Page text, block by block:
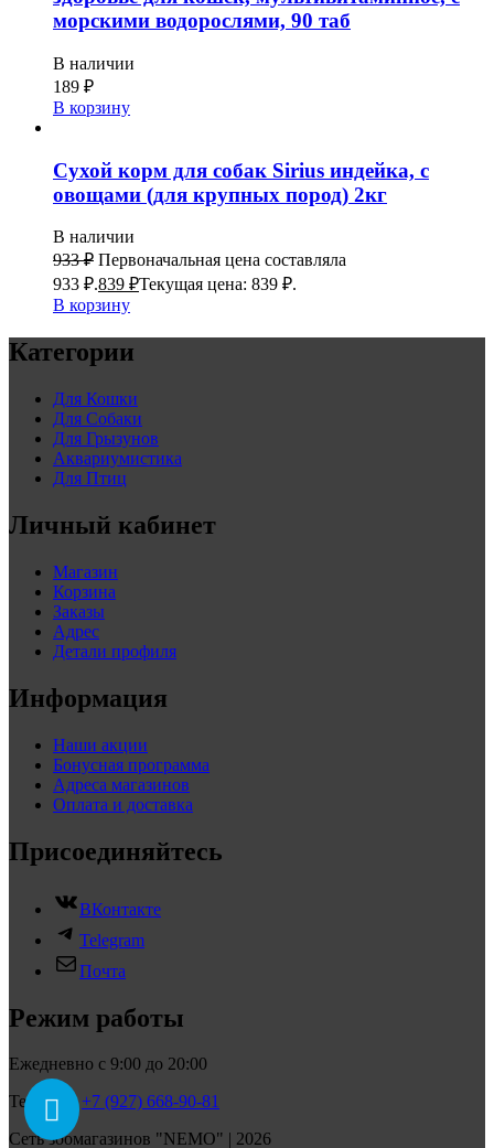
морскими водорослями, 90 таб
В наличии
189 ₽
В корзину
Сухой корм для собак Sirius индейка, с
овощами (для крупных пород) 2кг
В наличии
933₽ Первоначальная цена составляла
933 ₽.839 ₽Текущая цена: 839 ₽.
В корзину
Категории
Для Кошки
Для Собаки
Для Грызунов
Аквариумистика
Для Птиц
Личный кабинет
Магазин
Корзина
Заказы
Адрес
Детали профиля
Информация
Наши акции
Бонусная программа
Адреса магазинов
Оплата и доставка
Присоединяйтесь
ВКонтакте
Telegram
Почта
Режим работы
Ежедневно с 9:00 до 20:00
Телефон:+7 (927) 668-90-81
Сеть зоомагазинов "NEMO" | 2026